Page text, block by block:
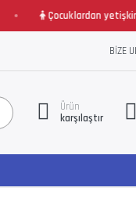
Çocuklardan yetişkinlere
BIZE
Ürün
karşılaştır